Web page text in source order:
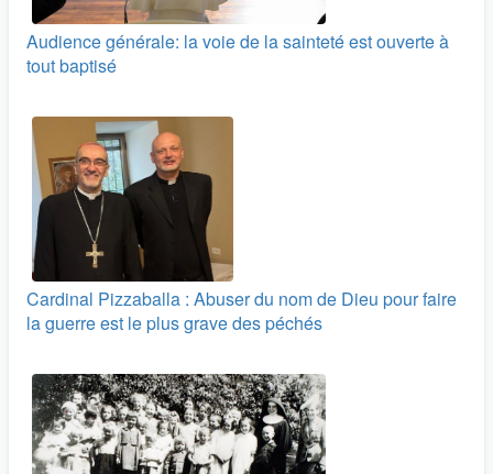
Audience générale: la voie de la sainteté est ouverte à
tout baptisé
Cardinal Pizzaballa : Abuser du nom de Dieu pour faire
la guerre est le plus grave des péchés